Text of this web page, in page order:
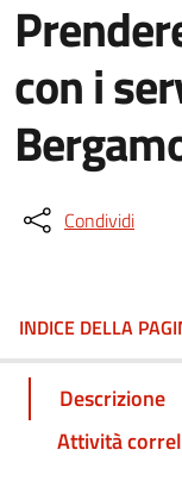
con i
Condividi
INDICE DELLA
Descrizione
Attività